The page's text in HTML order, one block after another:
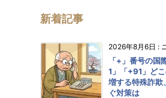
新着記事
2026年8月6日 :
「+」番号の国
1」「+91」ど
増する特殊詐欺
ぐ対策は